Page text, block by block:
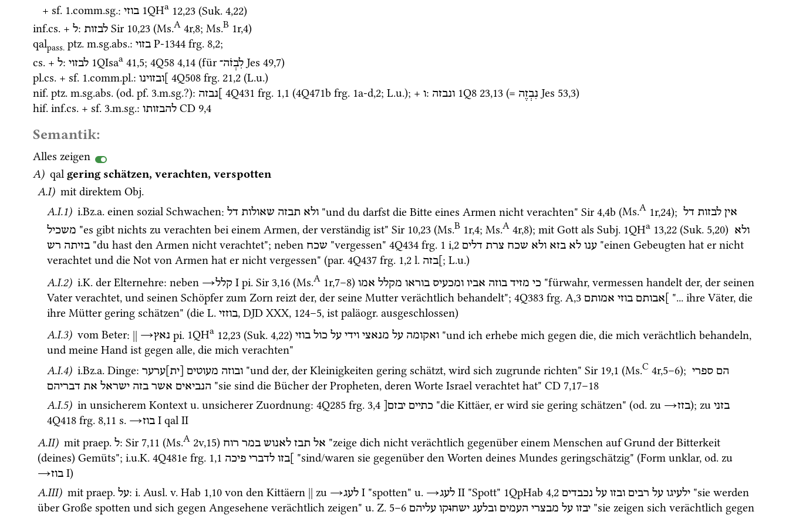
+ sf. 1.comm.sg.: בוזי 1QHa 12,23 (Suk. 4,22)
inf.cs. + ל: לבזות Sir 10,23 (Ms.A 4r,8; Ms.B 1r,4)
qalpass. ptz. m.sg.abs.: בזוי P-1344 frg. 8,2;
cs. + ל: לבזוי 1QIsaa 41,5; 4Q58 4,14 (für לִבְזֹה־ Jes 49,7)
pl.cs. + sf. 1.comm.pl.: ]ובזוינו 4Q508 frg. 21,2 (L.u.)
nif. ptz. m.sg.abs. (od. pf. 3.m.sg.?): ]נבזה 4Q431 frg. 1,1 (4Q471b frg. 1a-d,2; L.u.); + ו: ונבזה 1Q8 23,13 (= נִבְזֶה Jes 53,3)
hif. inf.cs. + sf. 3.m.sg.: להבזותו CD 9,4
Semantik:
Alles zeigen
A) qal gering schätzen, verachten, verspotten
A.I) mit direktem Obj.
A.I.1) i.Bz.a. einen sozial Schwachen: ולא תבזה שאולות דל "und du darfst die Bitte eines Armen nicht verachten" Sir 4,4b (Ms.A 1r,24); אין לבזות דל
משכיל "es gibt nichts zu verachten bei einem Armen, der verständig ist" Sir 10,23 (Ms.B 1r,4; Ms.A 4r,8); mit Gott als Subj. 1QHa 13,22 (Suk. 5,20) ולא
בזיתה רש "du hast den Armen nicht verachtet"; neben שכח "vergessen" 4Q434 frg. 1 i,2 ענו לא בזא ולא שכח צרת דלים
"einen Gebeugten hat er nicht
verachtet und die Not von Armen hat er nicht vergessen" (par. 4Q437 frg. 1,2 l. ]בזה ; L.u.)
A.I.2) i.K. der Elternehre: neben →קלל ‎ I pi. Sir 3,16 (Ms.A 1r,7–8) כי מזיד בוזה אביו ומכעיס בוראו מקלל אמו
"fürwahr, vermessen handelt der, der seinen
Vater verachtet, und seinen Schöpfer zum Zorn reizt der, der seine Mutter verächtlich behandelt"; 4Q383 frg. A,3 ]אבותם בוזי אמותם
"... ihre Väter, die
ihre Mütter gering schätzen" (die L. בוזזי, DJD XXX, 124–5, ist paläogr. ausgeschlossen)
A.I.3) vom Beter: || →נאץ pi. 1QHa 12,23 (Suk. 4,22) ואקומה על מנאצי וידי על כול בוזי
"und ich erhebe mich gegen die, die mich verächtlich behandeln,
und meine Hand ist gegen alle, die mich verachten"
A.I.4) i.Bz.a. Dinge: ובוזה מעוטים [ית]ערער "und der, der Kleinigkeiten gering schätzt, wird sich zugrunde richten" Sir 19,1 (Ms.C 4r,5–6); הם ספרי
הנביאים אשר בזה ישראל את דבריהם "sie sind die Bücher der Propheten, deren Worte Israel verachtet hat" CD 7,17–18
A.I.5) in unsicherem Kontext u. unsicherer Zuordnung: 4Q285 frg. 3,4 כתיים יבזם[ "die Kittäer, er wird sie gering schätzen" (od. zu →בזז); zu בזני
4Q418 frg. 8,11 s. →בוז ‎ I qal II
A.II) mit praep. ל: Sir 7,11 (Ms.A 2v,15) אל תבז לאנוש במר רוח
"zeige dich nicht verächtlich gegenüber einem Menschen auf Grund der Bitterkeit
(deines) Gemüts"; i.u.K. 4Q481e frg. 1,1 ]בזו לדברי פיכה "sind/waren sie gegenüber den Worten deines Mundes geringschätzig" (Form unklar, od.
→בוז ‎ I)
A.III) mit praep. על: i. Ausl. v. Hab 1,10 von den Kittäern || zu →לעג ‎ I "spotten" u. →לעג ‎ II "Spott" 1QpHab 4,2 ילעיגו על רבים ובזו על נכבדים
"sie werden
über Große spotten und sich gegen Angesehene verächtlich zeigen" u. Z. 5–6 יבזו על מבצרי העמים ובלעג ישחוקו עליהם "sie zeigen sich verächtlich gegen